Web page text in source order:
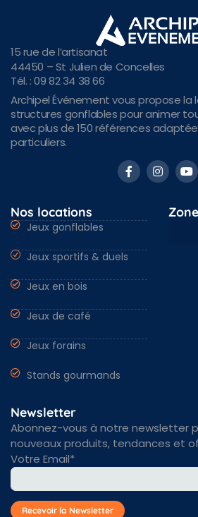
15 rue de l’artisanat
44450 – St Julien de Concelles
Tél. : 09 82 34 38 66
Archipel Événement vous propose la
structures gonflables pour animer
avec plus de 150 références
particuliers.
Nos locations
Jeux gonflables
Jeux sportifs & duels
Jeux en bois
Jeux de café
Jeux forains
Stands gourmands
Newsletter
Abonnez-vous à notre newsletter
nouveaux produits, tendances et
Votre Email*